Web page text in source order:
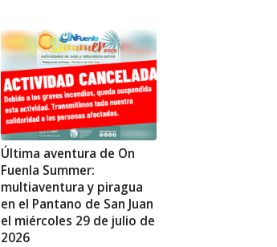
Última aventura de On
Fuenla Summer:
multiaventura y piragua
en el Pantano de San Juan
el miércoles 29 de julio de
2026